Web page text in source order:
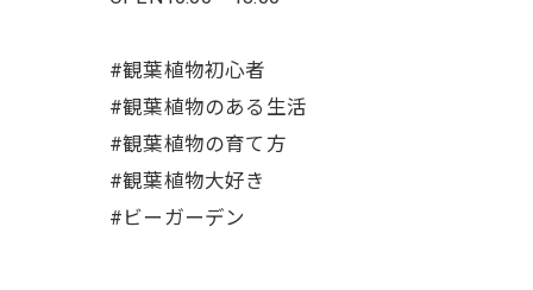
#観葉植物初心者
#観葉植物のある生活
#観葉植物の育て方
#観葉植物大好き
#ビーガーデン